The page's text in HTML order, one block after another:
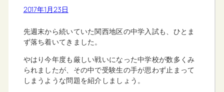
2017年1月23日
先週末から続いていた関西地区の中学入試も、ひとま
ず落ち着いてきました。
やはり今年度も厳しい戦いになった中学校が数多くみ
られましたが、その中で受験生の手が思わず止まって
しまうような問題を紹介しましょう。